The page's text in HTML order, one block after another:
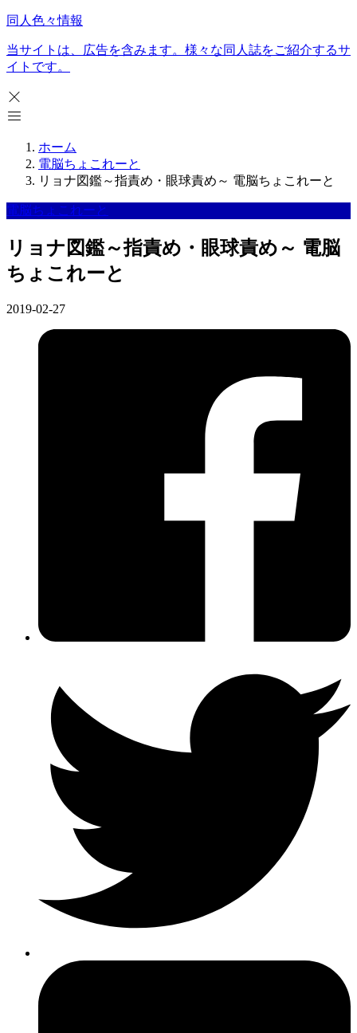
同人色々情報
当サイトは、広告を含みます。様々な同人誌をご紹介するサ
イトです。
ホーム
電脳ちょこれーと
リョナ図鑑～指責め・眼球責め～ 電脳ちょこれーと
電脳ちょこれーと
リョナ図鑑～指責め・眼球責め～ 電脳
ちょこれーと
2019-02-27